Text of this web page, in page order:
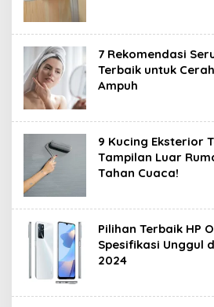
7 Rekomendasi
Terbaik untuk
Ampuh
9 Kucing Eksterior
Tampilan Luar
Tahan Cuaca!
Pilihan Terbaik HP
Spesifikasi Unggul
2024